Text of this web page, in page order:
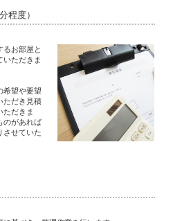
程度）
るお部屋と
いただきま
希望や要望
ただき見積
ただきま
のがあれば
させていた